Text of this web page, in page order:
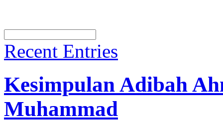
Recent Entries
Kesimpulan Adibah
Muhammad